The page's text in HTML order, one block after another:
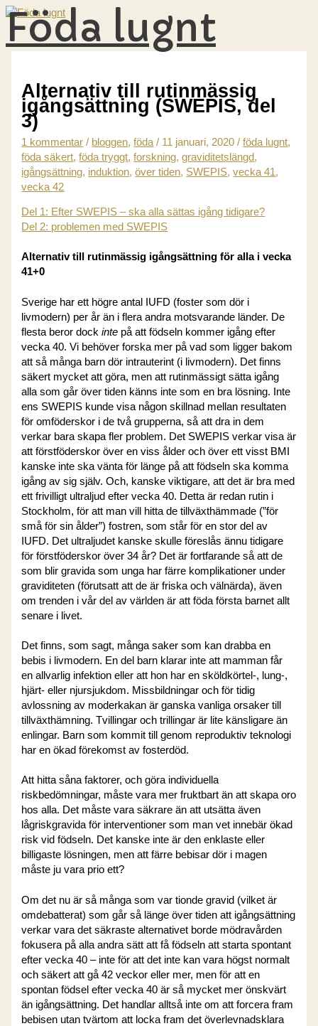
Hoppa
innehåll
Föda lugnt
HUVUDMENY
Alternativ till rutinmässig
igångsättning (SWEPIS, del
3)
1 kommentar / bloggen,föda / 11 januari, 2020/föda lugnt,
föda säkert,föda tryggt,forskning,graviditetslängd,
igångsättning, induktion,över tiden, SWEPIS,vecka 41,
vecka 42
Del 1: Efter SWEPIS – ska alla sättas igång tidigare?
Del 2: problemen med SWEPIS
Alternativ till rutinmässig igångsättning för alla i vecka
41+0
Sverige har ett högre antal IUFD (foster som dör i
livmodern) per år än i flera andra motsvarande länder. De
flesta beror dockinte på att födseln kommer igång efter
vecka 40. Vi behöver forska mer på vad som ligger bakom
att så många barn dör intrauterint (i livmodern). Det finns
säkert mycket att göra, men att rutinmässigt sätta igång
alla som går över tiden känns inte som en bra lösning. Inte
ens SWEPIS kunde visa någon skillnad mellan resultaten
för omföderskor i de två grupperna, så att dra in dem
verkar bara skapa fler problem. Det SWEPIS verkar visa är
att förstföderskor över en viss ålder och över ett visst BMI
kanske inte ska vänta för länge på att födseln ska komma
igång av sig själv. Och, kanske viktigare, att det är bra med
ett frivilligt ultraljud efter vecka 40. Detta är redan rutin i
Stockholm, för att man vill hitta de tillväxthämmade (”för
små för sin ålder”) fostren, som står för en stor del av
IUFD. Det ultraljudet kanske skulle föreslås ännu tidigare
för förstföderskor över 34 år? Det är fortfarande så att de
som blir gravida som unga har färre komplikationer under
graviditeten (förutsatt att de är friska och välnärda), även
om trenden i vår del av världen är att föda första barnet allt
senare i livet.
Det finns, som sagt, många saker som kan drabba en
bebis i livmodern. En del barn klarar inte att mamman får
en allvarlig infektion eller att hon har en sköldkörtel-, lung-,
hjärt- eller njursjukdom. Missbildningar och för tidig
avlossning av moderkakan är ganska vanliga orsaker till
tillväxthämning. Tvillingar och trillingar är lite känsligare än
enlingar. Barn som kommit till genom reproduktiv teknologi
har en ökad förekomst av fosterdöd.
Att hitta såna faktorer, och göra individuella
riskbedömningar, måste vara mer fruktbart än att skapa oro
hos alla. Det måste vara säkrare än att utsätta även
lågriskgravida för interventioner som man vet innebär ökad
risk vid födseln. Det kanske inte är den enklaste eller
billigaste lösningen, men att färre bebisar dör i magen
måste ju vara prio ett?
Om det nu är så många som var tionde gravid (vilket är
omdebatterat) som går så länge över tiden att igångsättning
verkar vara det säkraste alternativet borde mödravården
fokusera på alla andra sätt att få födseln att starta spontant
efter vecka 40 – inte för att det inte kan vara högst normalt
och säkert att gå 42 veckor eller mer, men för att en
spontan födsel efter vecka 40 är så mycket mer önskvärt
än igångsättning. Det handlar alltså inte om att forcera fram
bebisen utan tvärtom att locka fram det överlevnadsklara